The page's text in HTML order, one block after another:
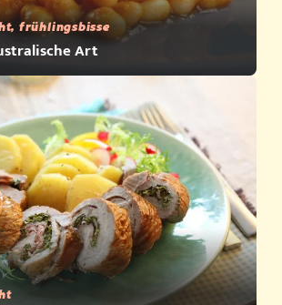
frühlingsbisse
Art